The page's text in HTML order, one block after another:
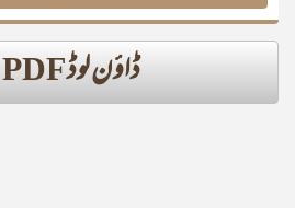
ڈاؤن لوڈ PDF